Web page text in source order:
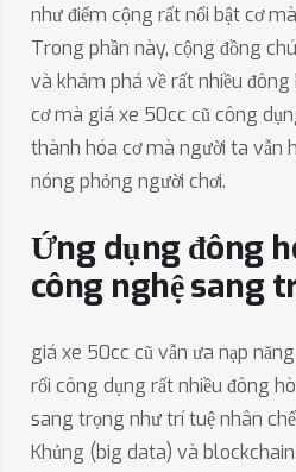
như điểm cộng rất nổi bật cơ
Trong phần này, cộng đồng
và khám phá về rất nhiều
cơ mà giá xe 50cc cũ công
thành hóa cơ mà người ta vẫn
nóng phỏng người chơi.
Ứng dụng đông
công nghệ sang
giá xe 50cc cũ vẫn ưa nạp
rối công dụng rất nhiều đông
sang trọng như trí tuệ nhân
Khủng (big data) và